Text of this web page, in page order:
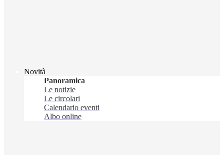
Novità
Panoramica
Le notizie
Le circolari
Calendario eventi
Albo online